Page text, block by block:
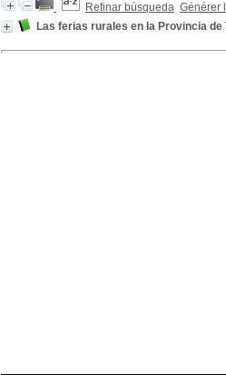
Refinar búsqueda Générer
Las ferias rurales en la Provincia de